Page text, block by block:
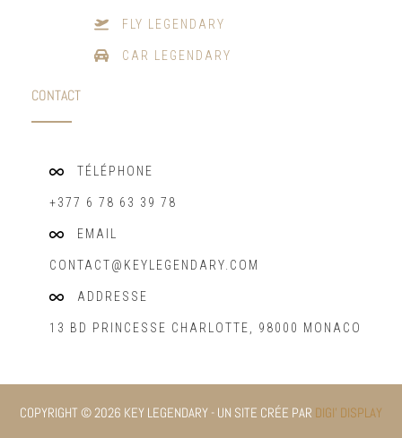
FLY LEGENDARY
CAR LEGENDARY
CONTACT
TÉLÉPHONE
+377 6 78 63 39 78
EMAIL
CONTACT@KEYLEGENDARY.COM
ADDRESSE
13 BD PRINCESSE CHARLOTTE, 98000 MONACO
COPYRIGHT © 2026 KEY LEGENDARY - UN SITE CRÉE PAR DIGI' DISPLAY